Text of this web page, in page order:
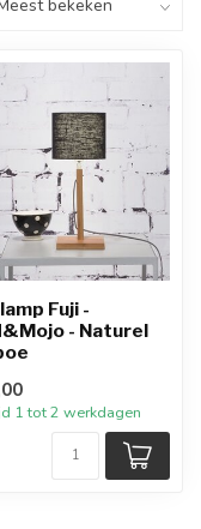
Fuji -
- Naturel
1 tot 2 werkdagen